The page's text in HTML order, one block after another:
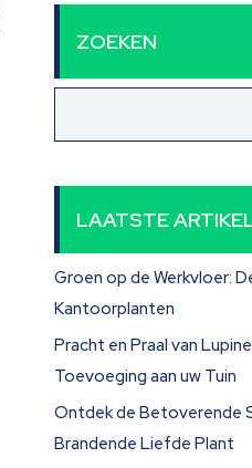
ZOEKEN
LAATSTE
Groen op de Werkvloer:
Kantoorplanten
Pracht en Praal van
Toevoeging aan uw Tuin
Ontdek de Betoverende
Brandende Liefde Plant